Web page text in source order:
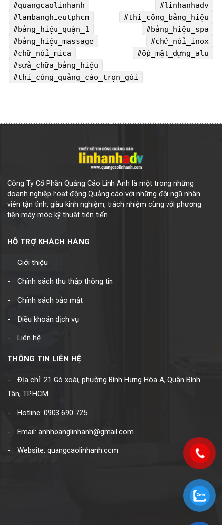
#quangcaolinhanh
#linhanhadv
#lambanghieutphcm
#thi_công_bảng_hiệu
#bảng_hiệu_quận_1
#bảng_hiệu_spa
#bảng_hiệu_massage
#chữ_nổi_inox
#chữ_nổi_mica
#ốp_mặt_dựng_alu
#sửa_chữa_bảng_hiệu
#thi_công_quảng_cáo_trọn_gói
Công Ty Cổ Phần Quảng Cáo Linh Anh là một trong những
doanh nghiệp hoạt động Quảng cáo với những đội ngũ nhân
viên tận tình, giàu kinh nghiệm, trách nhiệm cùng với phương
tiện máy móc kỹ thuật tiên tiến.
HỖ TRỢ KHÁCH HÀNG
Giới thiệu
Chính sách thu thập thông tin
Chính sách bảo mật
Điều khoản dịch vụ
Liên hệ
THÔNG TIN LIÊN HỆ
Địa chỉ: 21 Gò xoài, phường Bình Hưng Hòa A, Quận Bình
Tân, TP.HCM
Hotline: 0903 690 725
Email: anhhoanglinhanh@gmail.com
Website: quangcaolinhanh.com